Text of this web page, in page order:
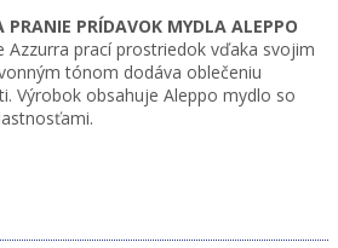
PRANIE PRÍDAVOK MYDLA ALEPPO
Azzurra prací prostriedok vďaka svojim
tónom dodáva oblečeniu
Výrobok obsahuje Aleppo mydlo so